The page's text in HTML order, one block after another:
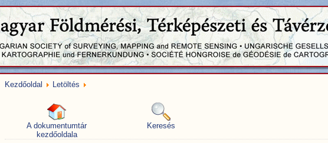
Kezdőoldal Letöltés
A dokumentumtár
kezdőoldala
Keresés